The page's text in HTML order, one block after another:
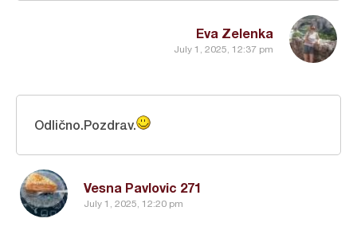
Eva Zelenka
July 1, 2025, 12:37 pm
Vesna Pavlovic 271
July 1, 2025, 12:20 pm
Odlično.Pozdrav.